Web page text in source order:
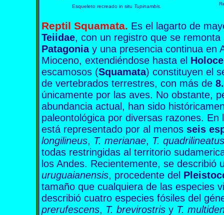
Esqueleto recreado in situ Tupinambis.
Reptil Squamata. Es el lagarto de
Teiidae, con un registro que se
Patagoniay una presencia continua en
Mioceno, extendiéndose hasta el
escamosos (Squamata) constituyen el
de vertebrados terrestres, con más de
únicamente por las aves. No obstante,
abundancia actual, han sido
paleontológica por diversas razones.
está representado por al menos seis
longilineus, T. merianae, T. quadrilineatus
todas restringidas al territorio
los Andes. Recientemente, se describió
uruguaianensis, procedente del
tamaño que cualquiera de las especies
describió cuatro especies fósiles del
prerufescens, T. brevirostris y T.